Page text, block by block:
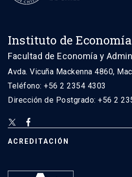
Instituto de Economía
Facultad de Economía y
Avda. Vicuña Mackenna 4860,
Teléfono: +56 2 2354 4303
Dirección de Postgrado: +56 2
ACREDITACIÓN